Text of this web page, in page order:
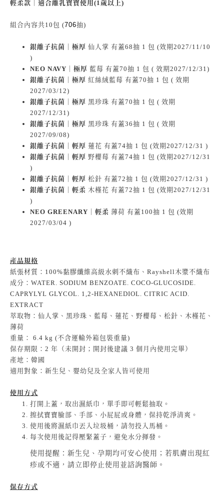
輕柔款｜適合離乳寶寶使用(1歲以上)
組合內容共10包 (706抽)
銀離子抗菌｜極厚 仙人掌 有蓋68抽 1 包 (效期2027/11/10
)
NEO NAVY｜極厚 藍莓 有蓋70抽 1 包 ( 效期2027/12/31)
銀離子抗菌｜極厚 紅絲絨藍莓 有蓋70抽 1 包 ( 效期
2027/03/12)
銀離子抗菌｜極厚 黑珍珠 有蓋70抽 1 包 ( 效期
2027/12/31)
銀離子抗菌｜極厚 黑珍珠 有蓋36抽 1 包 ( 效期
2027/09/08)
銀離子抗菌｜輕厚 蓮花 有蓋74抽 1 包 (效期2027/12/31 )
銀離子抗菌｜輕厚 野櫻莓 有蓋74抽 1 包 (效期2027/12/31
)
銀離子抗菌｜輕厚 松針 有蓋72抽 1 包 (效期2027/12/31 )
銀離子抗菌｜輕柔 木槿花 有蓋72抽 1 包 (效期2027/12/31
)
NEO GREENARY｜輕柔 薄荷 有蓋100抽 1 包 (效期
2027/03/04 )
產品規格
紙張材質： 100%黏膠纖維高級水刺不織布、 Rayshell木漿不織布
成分：WATER. SODIUM BENZOATE. COCO-GLUCOSIDE.
CAPRYLYL GLYCOL. 1,2-HEXANEDIOL. CITRIC ACID.
EXTRACT
萃取物：仙人掌、黑珍珠、藍莓、蓮花、野櫻莓、松針、木槿花、
薄荷
重量： 6.4 kg (不含運輸外箱包裝重量)
保存期限：2 年（未開封；開封後建議 3 個月內使用完畢）
產地：韓國
適用對象：新生兒、嬰幼兒及全家人皆可使用
使用方式
打開上蓋，取出濕紙巾，單手即可輕鬆抽取。
擦拭寶寶臉部、手部、小屁屁或身體，保持乾淨清爽。
使用後將濕紙巾丟入垃圾桶，請勿投入馬桶。
每次使用後記得壓緊蓋子，避免水分揮發。
使用提醒：新生兒、孕期均可安心使用；若肌膚出現紅
疹或不適，請立即停止使用並諮詢醫師。
保存方式